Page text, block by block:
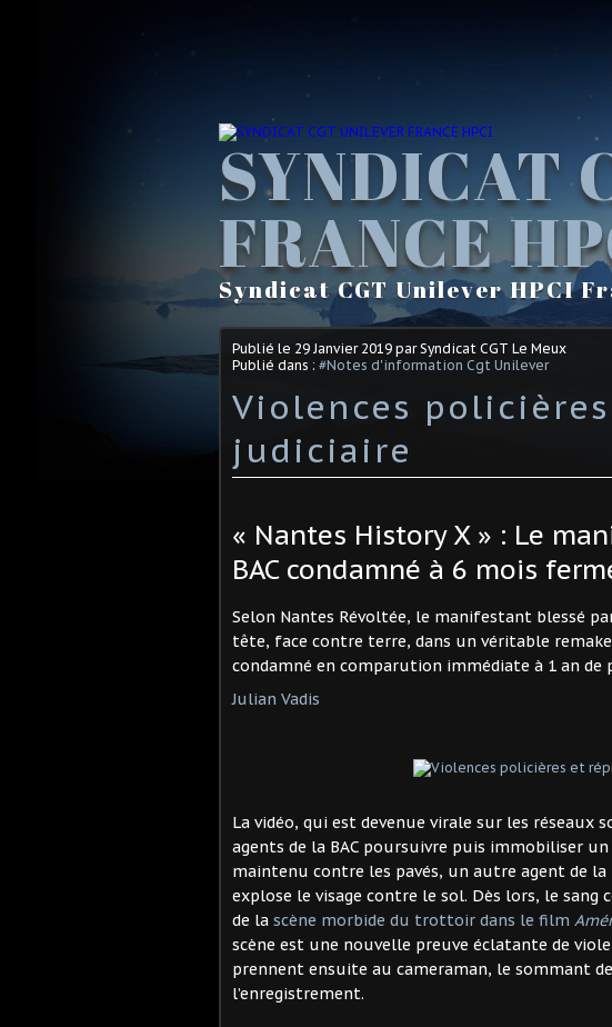
SYNDICAT
FRANCE
Syndicat CGT Unilever HPCI
Publié le 29 Janvier 2019 par Syndicat CGT Le Meux
Publié dans : #Notes d'information Cgt Unilever
Violences
judiciaire
« Nantes History X » : Le
BAC condamné à 6 mois
Selon Nantes Révoltée, le manifestant blessé
tête, face contre terre, dans un véritable
condamné en comparution immédiate à 1 an de
Julian Vadis
La vidéo, qui est devenue virale sur les réseaux
agents de la BAC poursuivre puis immobiliser
maintenu contre les pavés, un autre agent de la
explose le visage contre le sol. Dès lors, le sang
de la scène morbide du trottoir dans le film
scène est une nouvelle preuve éclatante de
prennent ensuite au cameraman, le sommant
l’enregistrement.